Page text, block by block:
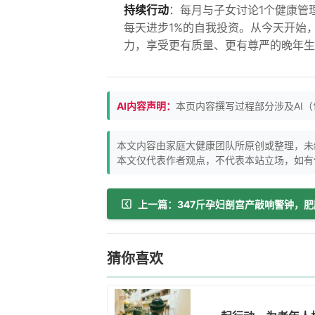
持续行动：每月与子女讨论1个健康
每天进步1%的自我投资。从今天开始
力，享受更有质量、更有尊严的晚年
AI内容声明： 本页内容撰写过程部分涉及AI
本文内容由家庭大健康团队所原创或整理，
本文仅代表作者观点，不代表本站立场，如
猜你喜欢